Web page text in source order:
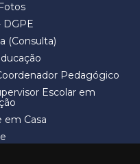
DGPE
(Consulta)
Pedagógico
Escolar em
em Casa